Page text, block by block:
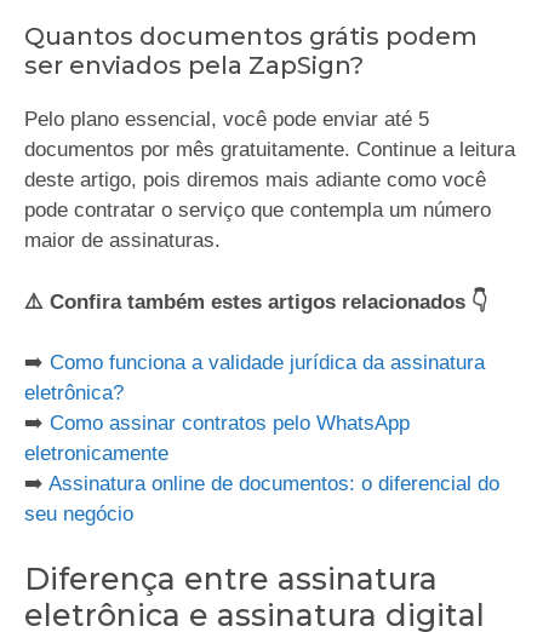
Quantos documentos grátis podem
ser enviados pela ZapSign?
Pelo plano essencial, você pode enviar até 5
documentos por mês gratuitamente. Continue a leitura
deste artigo, pois diremos mais adiante como você
pode contratar o serviço que contempla um número
maior de assinaturas.
⚠️ Confira também estes artigos relacionados 👇
➡️ Como funciona a validade jurídica da assinatura
eletrônica?
➡️ Como assinar contratos pelo WhatsApp
eletronicamente
➡️ Assinatura online de documentos: o diferencial do
seu negócio
Diferença entre assinatura
eletrônica e assinatura digital